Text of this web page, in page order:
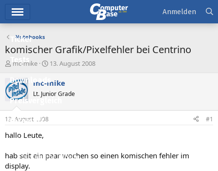
Ticker
Downloads
Preisvergleich
Forum
Aktuelles
Empfohlene Inhalte
Anmelden
Notebooks
komischer Grafik/Pixelfehler bei Centrino
E
s
t
e
e
r
mc-mike
E
s
t
e
t
13. August 2008
mc-mike
Lt. Junior Grade
13. August 2008 #1
hallo Leute,
hab seit ein paar wochen so einen komischen fehler im
display.